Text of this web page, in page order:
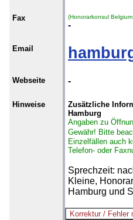
Fax (Honorarkonsul
-
Email
Webseite -
Hinweise
Zusätzliche
Hamburg
Angaben zu
Gewähr! Bitte
Einzelfällen auch
Telefon- oder
Sprechzeit:
Kleine,
Hamburg und